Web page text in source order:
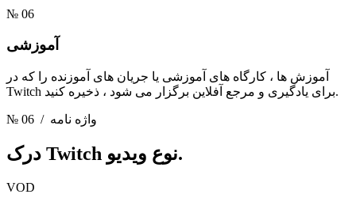
№ 06
آموزشی
آموزش ها ، کارگاه های آموزشی یا جریان های آموزنده را که در
Twitch برای یادگیری و مرجع آفلاین برگزار می شود ، ذخیره کنید.
№ 06 / واژه نامه
Twitch نوع ویدیو.
VOD